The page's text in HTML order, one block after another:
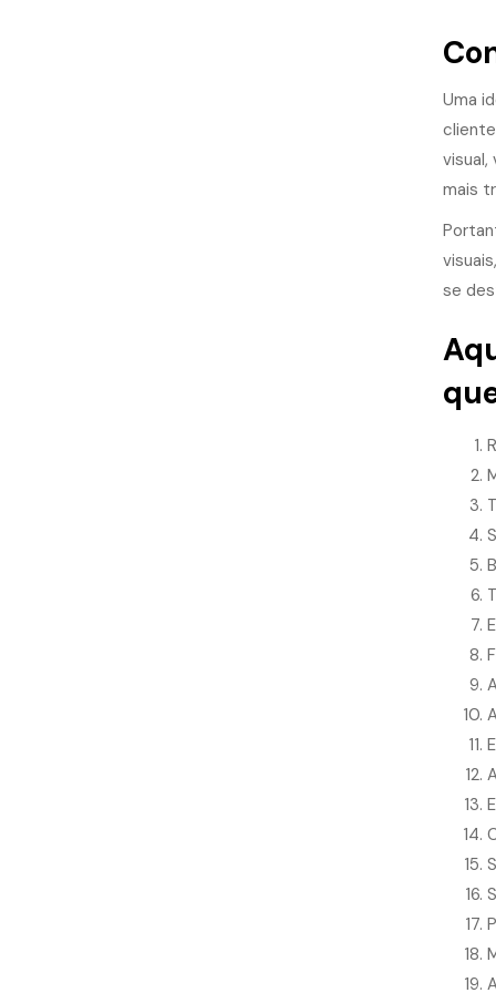
Uma
visual,
mais
se